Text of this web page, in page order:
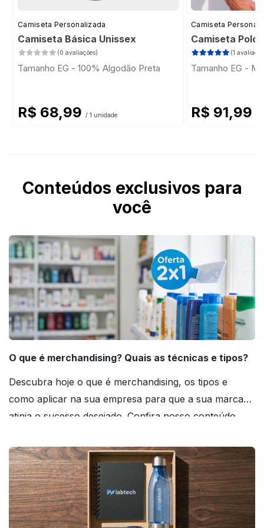
Camiseta Personalizada
Camiseta Básica Unissex
(0 avaliações)
Tamanho EG - 100% Algodão Preta
R$ 68,99 / 1 unidade
Camiseta
Camiseta Polo
(1
Tamanho EG -
R$ 91,99
Conteúdos exclusivos para
você
O que é merchandising? Quais as técnicas e tipos?
Descubra hoje o que é merchandising, os tipos e
como aplicar na sua empresa para que a sua marca
atinja o sucesso desejado. Confira nosso conteúdo